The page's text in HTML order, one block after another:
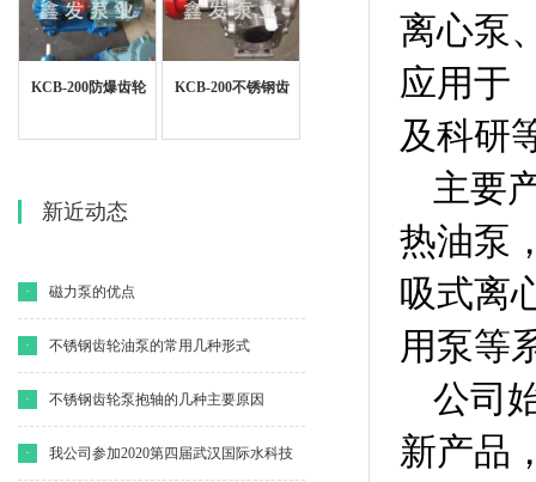
KCB-200防爆齿轮
KCB-200不锈钢齿
新近动态
· 磁力泵的优点
· 不锈钢齿轮油泵的常用几种形式
· 不锈钢齿轮泵抱轴的几种主要原因
· 我公司参加2020第四届武汉国际水科技
离心泵
应用于
及科研
主要
热油泵
吸式离
用泵等
公司
新产品